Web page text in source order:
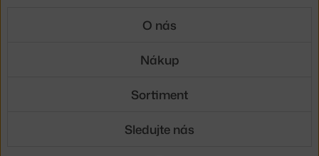
O nás
Nákup
Sortiment
Sledujte nás